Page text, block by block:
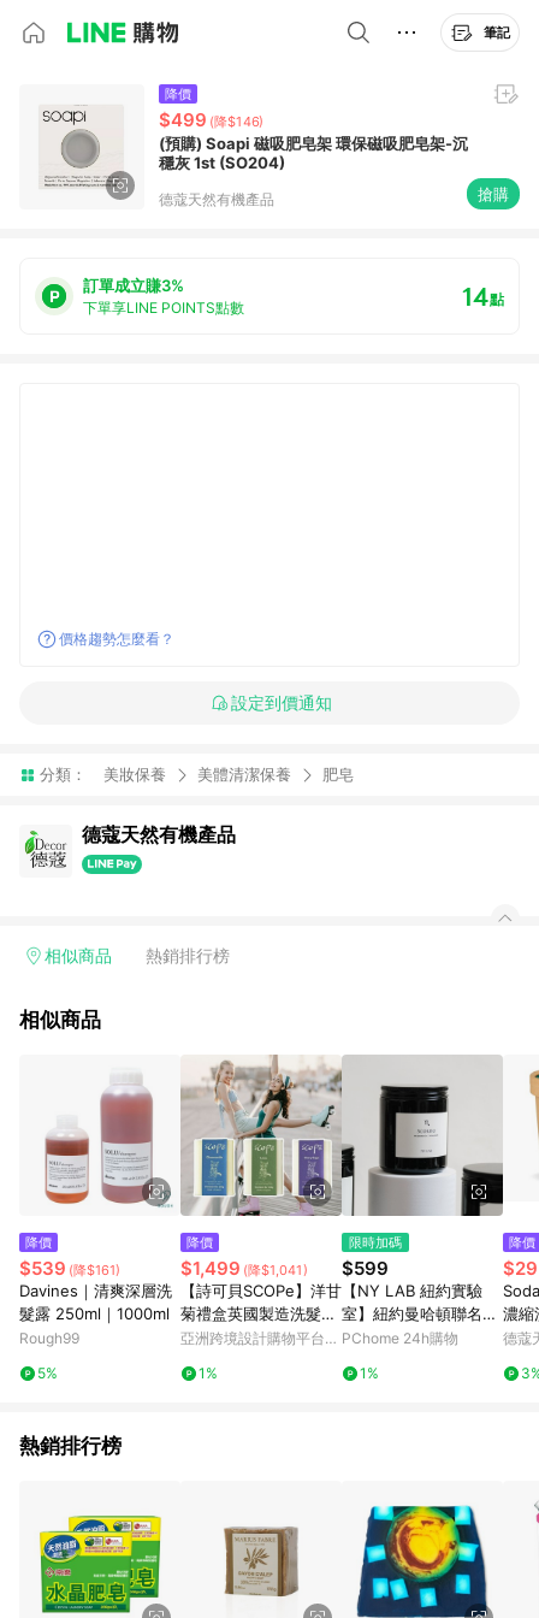
筆記
降價
$499 (降$146)
(預購) Soapi 磁吸肥皂架 環保磁吸肥皂架-沉
穩灰 1st (SO204)
德蔻天然有機產品 搶購
訂單成立賺3%
下單享LINE POINTS點數 14點
價格趨勢怎麼看？
設定到價通知
分類： 美妝保養 美體清潔保養 肥皂
德蔻天然有機產品
相似商品 熱銷排行榜
相似商品
降價
$539 (降$161)
Davines｜清爽深層洗
髮露 250ml｜1000ml
Rough99
5%
降價
$1,499 (降$1,041)
【詩可貝SCOPe】洋甘
菊禮盒英國製造洗髮皂
洗髮餅 沐浴皂
亞洲跨境設計購物平台
1%
限時加碼
$599
【NY LAB 紐約實驗
室】紐約曼哈頓聯名款
星座手工香氛蠟燭 7oz
PChome 24h購物
1%
降價
Sodasan
濃縮
074)
德蔻
熱銷排行榜